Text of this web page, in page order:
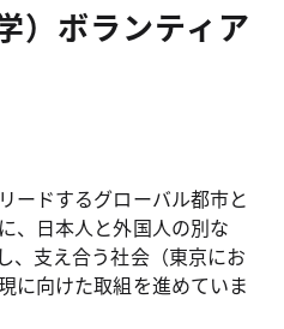
）ボランティア
ードするグローバル都市と
、日本人と外国人の別な
、支え合う社会（東京にお
に向けた取組を進めていま